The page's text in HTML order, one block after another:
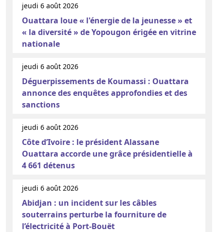
jeudi 6 août 2026
Ouattara loue « l'énergie de la jeunesse » et
« la diversité » de Yopougon érigée en vitrine
nationale
jeudi 6 août 2026
Déguerpissements de Koumassi : Ouattara
annonce des enquêtes approfondies et des
sanctions
jeudi 6 août 2026
Côte d’Ivoire : le président Alassane
Ouattara accorde une grâce présidentielle à
4 661 détenus
jeudi 6 août 2026
Abidjan : un incident sur les câbles
souterrains perturbe la fourniture de
l’électricité à Port-Bouët